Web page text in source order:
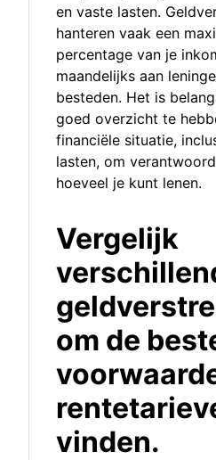
en vaste lasten.
hanteren vaak een
percentage van je
maandelijks aan
besteden. Het is
goed overzicht te
financiële situatie,
lasten, om
hoeveel je kunt lenen.
Vergelijk
om de
vinden.